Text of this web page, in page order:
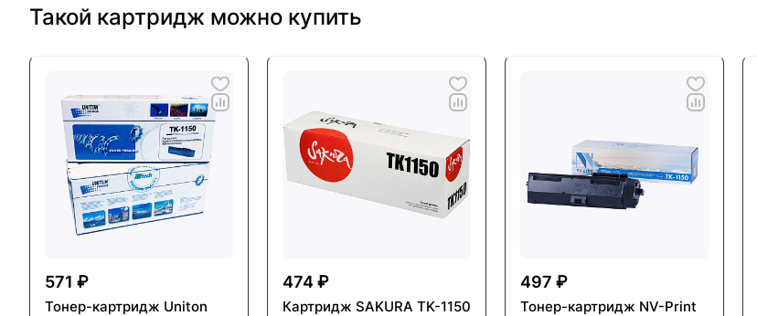
Такой картридж можно купить
571 ₽
Тонер-картридж Uniton
474 ₽
Картридж SAKURA TK-1150
497 ₽
Тонер-картридж NV-Print